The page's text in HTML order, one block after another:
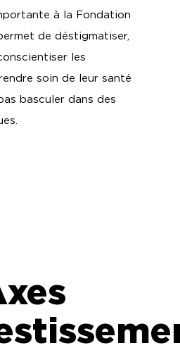
à la Fondation
de déstigmatiser,
les
soin de leur santé
basculer dans des